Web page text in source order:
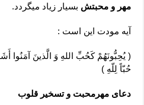
مهر و محبتش بسیار زیاد میگردد.
آیه مودت این است :
( یُحِبُّونَهُمْ کَحُبِّ اللهِ وَ الَّذینَ آمَنُوا
حُبّاً لِلّهِ )
دعای مهرمحبت و تسخیر قلوب